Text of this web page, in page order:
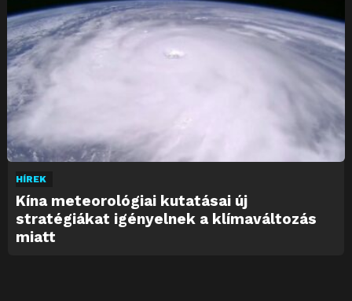
HÍREK
Kína meteorológiai kutatásai új
stratégiákat igényelnek a klímaváltozás
miatt